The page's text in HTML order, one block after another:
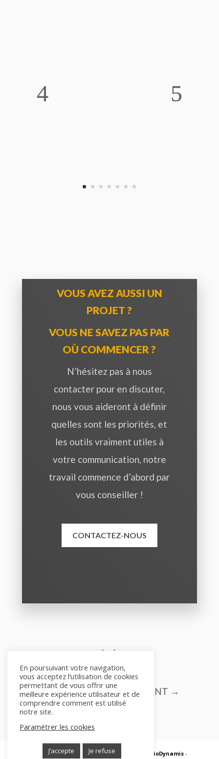
VOUS AVEZ AUSSI UN
PROJET ?
VOUS NE SAVEZ PAS PAR
OÙ COMMENCER ?
N’hésitez pas à nous
contacter pour en discuter,
nous vous aideront à définir
quelles sont les priorités, et
les outils vraiment utiles à
votre communication, notre
travail commence d’abord par
vous conseiller !
CONTACTEZ-NOUS
PROJET PRÉCÉDENT
PROJET SUIVANT →
© 2025 – StudioDynamis - Site réalisé par StudioDynamis-
En poursuivant votre navigation,
vous acceptez l’utilisation de cookies
permettant de vous offrir une
meilleure expérience utilisateur et de
comprendre comment est utilisé
notre site.
Paramétrer les cookies
J’accepte Je refuse